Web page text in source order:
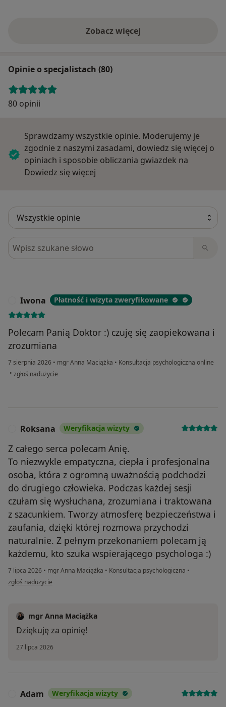
Zobacz więcej
Opinie o specjalistach (80)
80 opinii
Sprawdzamy wszystkie opinie. Moderujemy je
zgodnie z naszymi zasadami, dowiedz się więcej o
opiniach i sposobie obliczania gwiazdek na
Dowiedz się więcej
Szukaj w opiniach
Iwona Płatność i wizyta zweryfikowane
Polecam Panią Doktor :) czuję się zaopiekowana i
zrozumiana
7 sierpnia 2026 • mgr Anna Maciążka • Konsultacja psychologiczna online
• w opinii użytkownika Iwona
zgłoś nadużycie
Roksana Weryfikacja wizyty
Z całego serca polecam Anię.
To niezwykle empatyczna, ciepła i profesjonalna
osoba, która z ogromną uważnością podchodzi
do drugiego człowieka. Podczas każdej sesji
czułam się wysłuchana, zrozumiana i traktowana
z szacunkiem. Tworzy atmosferę bezpieczeństwa i
zaufania, dzięki której rozmowa przychodzi
naturalnie. Z pełnym przekonaniem polecam ją
każdemu, kto szuka wspierającego psychologa :)
7 lipca 2026 • mgr Anna Maciążka • Konsultacja psychologiczna •
w opinii użytkownika Roksana
zgłoś nadużycie
mgr Anna Maciążka
Dziękuję za opinię!
27 lipca 2026
Adam Weryfikacja wizyty